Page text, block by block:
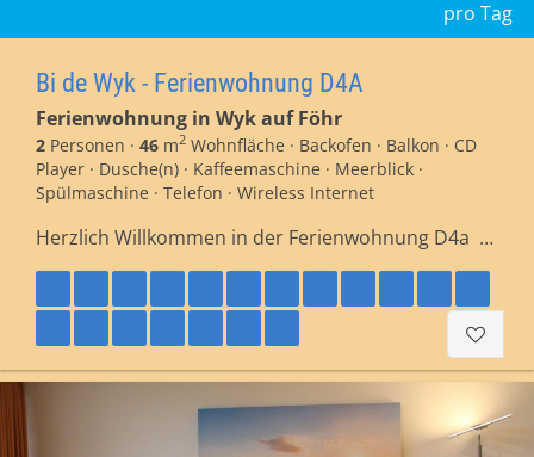
pro Tag
Bi de Wyk - Ferienwohnung D4A
Ferienwohnung in Wyk auf Föhr
2 Personen · 46 m2 Wohnfläche · Backofen · Balkon · CD
Player · Dusche(n) · Kaffeemaschine · Meerblick ·
Spülmaschine · Telefon · Wireless Internet
Herzlich Willkommen in der Ferienwohnung D4a …